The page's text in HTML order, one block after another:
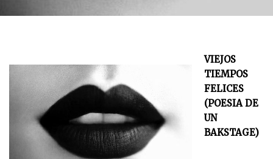
VIEJOS
TIEMPOS
FELICES
(POESIA DE
UN
BAKSTAGE)